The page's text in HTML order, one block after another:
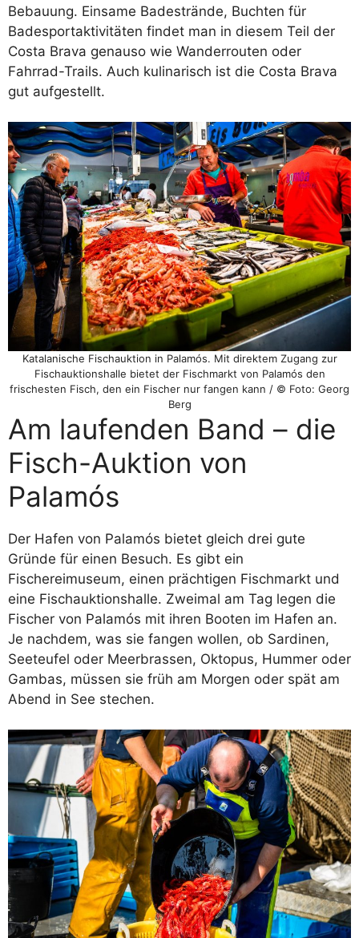
Bebauung. Einsame Badestrände, Buchten für
Badesportaktivitäten findet man in diesem Teil der
Costa Brava genauso wie Wanderrouten oder
Fahrrad-Trails. Auch kulinarisch ist die Costa Brava
gut aufgestellt.
Katalanische Fischauktion in Palamós. Mit direktem Zugang zur
Fischauktionshalle bietet der Fischmarkt von Palamós den
frischesten Fisch, den ein Fischer nur fangen kann / © Foto: Georg
Berg
Am laufenden Band – die
Fisch-Auktion von
Palamós
Der Hafen von Palamós bietet gleich drei gute
Gründe für einen Besuch. Es gibt ein
Fischereimuseum, einen prächtigen Fischmarkt und
eine Fischauktionshalle. Zweimal am Tag legen die
Fischer von Palamós mit ihren Booten im Hafen an.
Je nachdem, was sie fangen wollen, ob Sardinen,
Seeteufel oder Meerbrassen, Oktopus, Hummer oder
Gambas, müssen sie früh am Morgen oder spät am
Abend in See stechen.